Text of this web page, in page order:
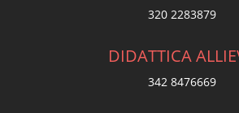
320 2283879
DIDATTICA
342 8476669